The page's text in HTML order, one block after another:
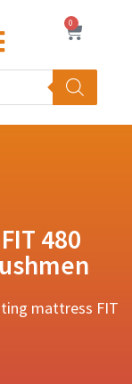
0
480
mattress FIT